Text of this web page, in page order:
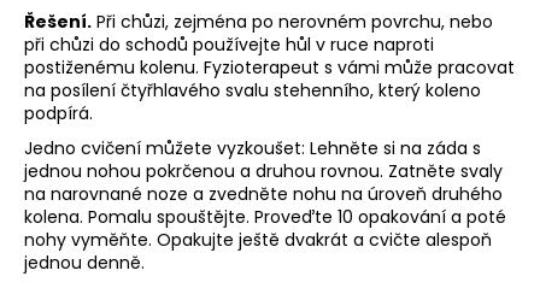
Řešení. Při chůzi, zejména po nerovném povrchu, nebo
při chůzi do schodů používejte hůl v ruce naproti
postiženému kolenu. Fyzioterapeut s vámi může pracovat
na posílení čtyřhlavého svalu stehenního, který koleno
podpírá.
Jedno cvičení můžete vyzkoušet: Lehněte si na záda s
jednou nohou pokrčenou a druhou rovnou. Zatněte svaly
na narovnané noze a zvedněte nohu na úroveň druhého
kolena. Pomalu spouštějte. Proveďte 10 opakování a poté
nohy vyměňte. Opakujte ještě dvakrát a cvičte alespoň
jednou denně.